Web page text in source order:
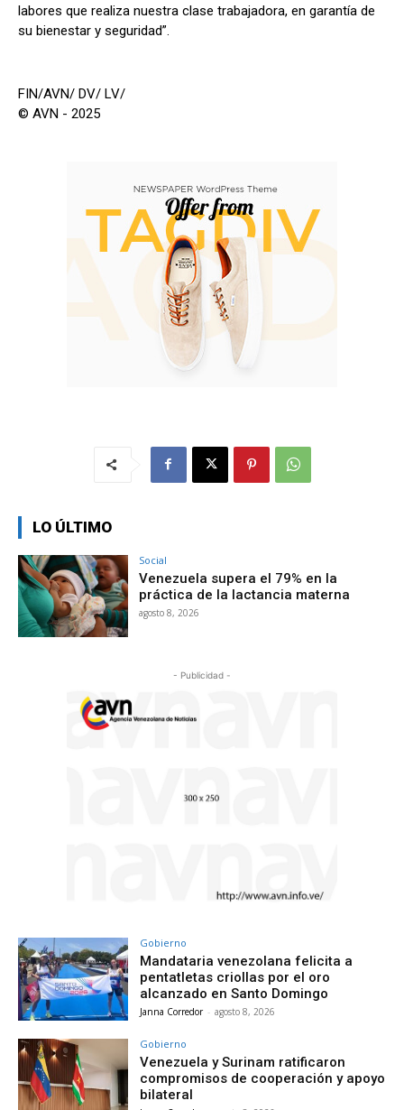
labores que realiza nuestra clase trabajadora, en garantía de
su bienestar y seguridad”.
FIN/AVN/ DV/ LV/
© AVN - 2025
LO ÚLTIMO
Social
Venezuela supera el 79% en la
práctica de la lactancia materna
agosto 8, 2026
- Publicidad -
Gobierno
Mandataria venezolana felicita a
pentatletas criollas por el oro
alcanzado en Santo Domingo
Janna Corredor - agosto 8, 2026
Gobierno
Venezuela y Surinam ratificaron
compromisos de cooperación y apoyo
bilateral